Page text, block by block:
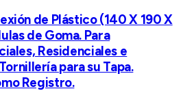
de Plástico (140 X 190 X
de Goma. Para
Residenciales e
para su Tapa.
Registro.